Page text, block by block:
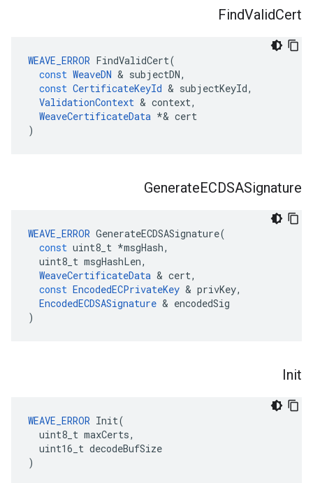
FindValidCert
WEAVE_ERROR FindValidCert(
const WeaveDN & subjectDN,
const CertificateKeyId & subjectKeyId,
ValidationContext & context,
WeaveCertificateData *& cert
)
GenerateECDSASignature
WEAVE_ERROR GenerateECDSASignature(
const uint8_t *msgHash,
uint8_t msgHashLen,
WeaveCertificateData & cert,
const EncodedECPrivateKey & privKey,
EncodedECDSASignature & encodedSig
)
Init
WEAVE_ERROR Init(
  uint8_t maxCerts,
  uint16_t decodeBufSize
)